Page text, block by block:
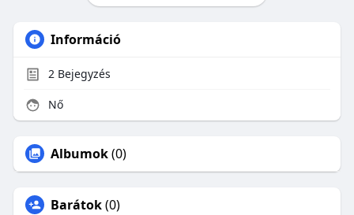
Információ
2Bejegyzés
Nő
Albumok(0)
Barátok(0)